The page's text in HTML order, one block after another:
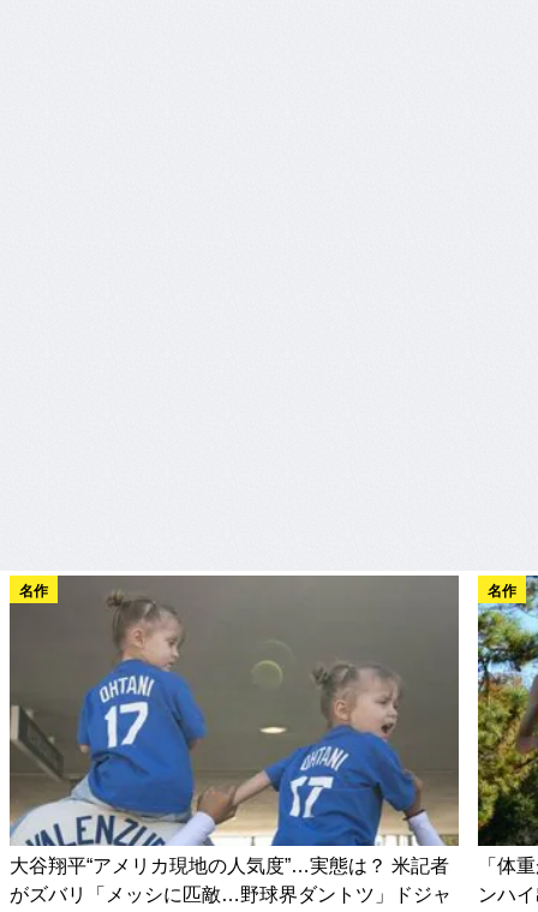
名作
大谷翔平“アメリカ現地の人気度”…実態は？ 米記者
がズバリ「メッシに匹敵…野球界ダントツ」ドジャ
名作
「体
ンハ